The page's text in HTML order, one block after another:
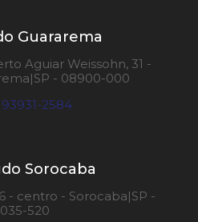
Guararema
Aguiar Weissohn, 31 -
- 08900-000
93931-2584
Sorocaba
- centro - Sorocaba|SP -
520